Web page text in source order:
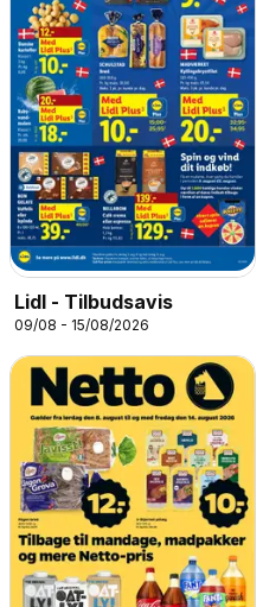
Lidl - Tilbudsavis
09/08 - 15/08/2026